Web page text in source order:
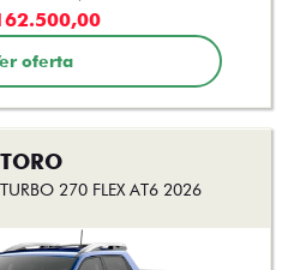
(61) 99258-3731
177.490,00
oferta